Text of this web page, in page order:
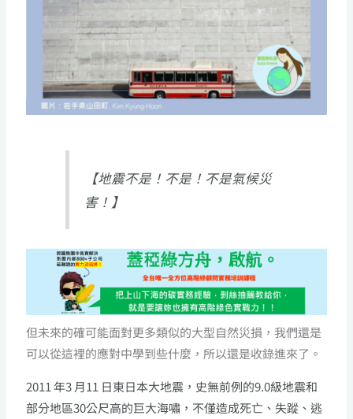
【地震不是！不是！不是氣候災
害！】
但未來的確可能面對更多類似的大型自然災損，我們還是
可以從這裡的應對中學到些什麼，所以還是收錄進來了。
2011 年3 月11 日東日本大地震，史無前例的9.0級地震和
部分地區30公尺高的巨大海嘯，不僅造成死亡、失蹤、逃